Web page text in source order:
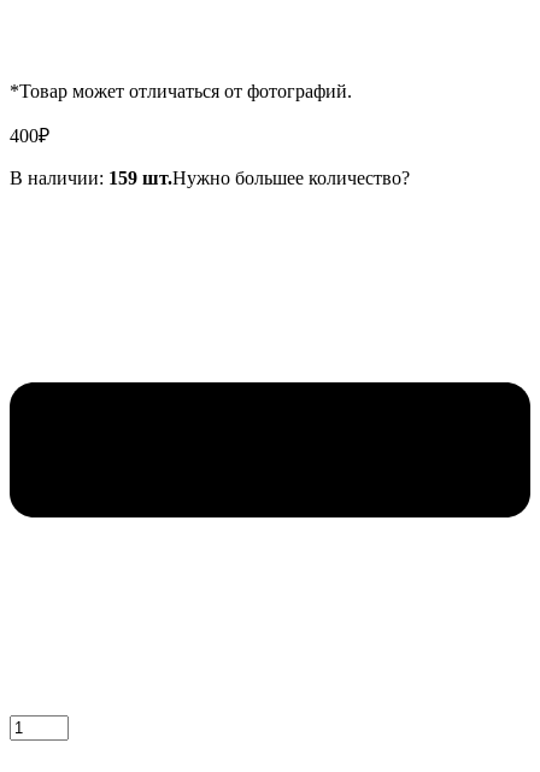
*Товар может отличаться от фотографий.
400₽
В наличии: 159 шт.Нужно большее количество?